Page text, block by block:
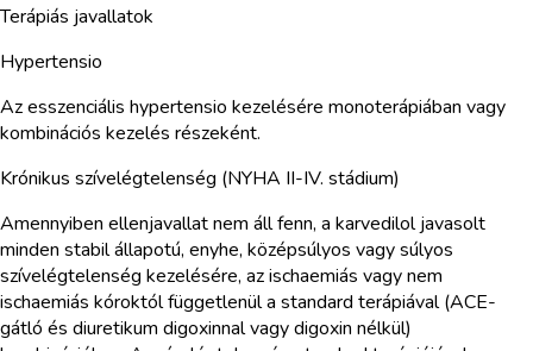
Terápiás javallatok
Hypertensio
Az esszenciális hypertensio kezelésére monoterápiában vagy
kombinációs kezelés részeként.
Krónikus szívelégtelenség (NYHA II-IV. stádium)
Amennyiben ellenjavallat nem áll fenn, a karvedilol javasolt
minden stabil állapotú, enyhe, középsúlyos vagy súlyos
szívelégtelenség kezelésére, az ischaemiás vagy nem
ischaemiás kóroktól függetlenül a standard terápiával (ACE-
gátló és diuretikum digoxinnal vagy digoxin nélkül)